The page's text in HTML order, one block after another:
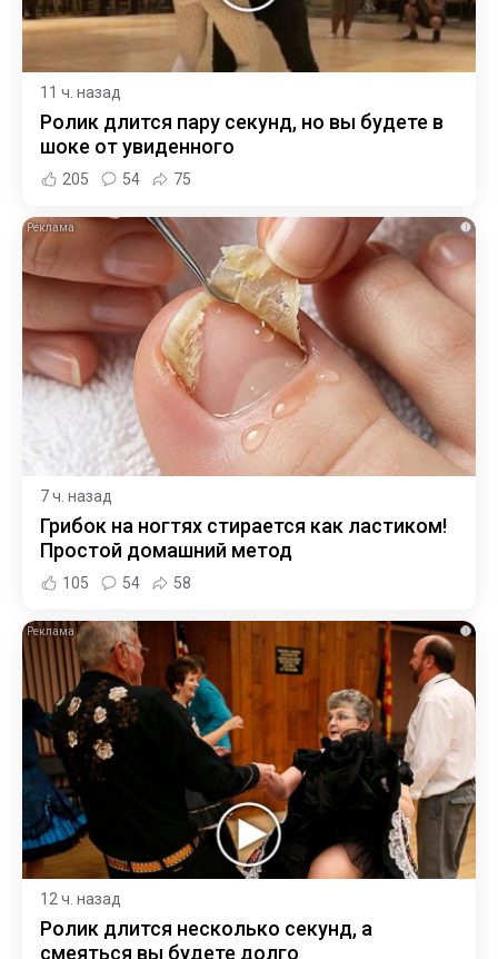
11 ч. назад
Ролик длится пару секунд, но вы будете в
шоке от увиденного
205 54 75
i
7 ч. назад
Грибок на ногтях стирается как ластиком!
Простой домашний метод
105 54 58
i
12 ч. назад
Ролик длится несколько секунд, а
смеяться вы будете долго